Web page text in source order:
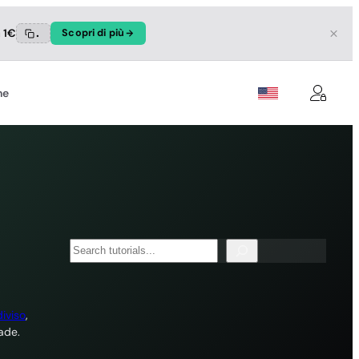
1€ . Scopri di più
,
Search